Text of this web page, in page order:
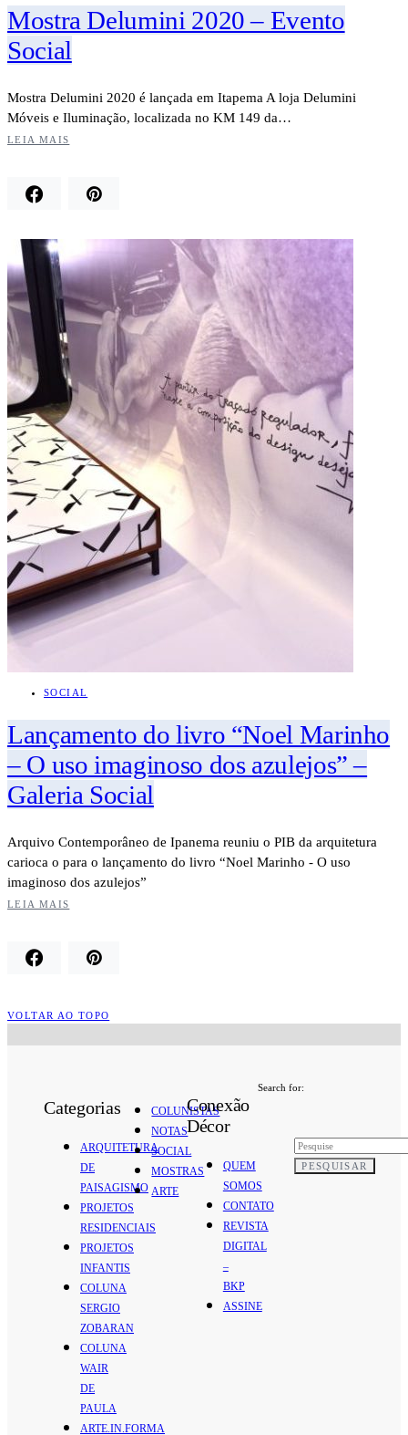
Mostra Delumini 2020 – Evento
Social
Mostra Delumini 2020 é lançada em Itapema A loja Delumini
Móveis e Iluminação, localizada no KM 149 da…
LEIA MAIS
SOCIAL
Lançamento do livro “Noel Marinho
– O uso imaginoso dos azulejos” –
Galeria Social
Arquivo Contemporâneo de Ipanema reuniu o PIB da arquitetura
carioca o para o lançamento do livro “Noel Marinho - O uso
imaginoso dos azulejos”
LEIA MAIS
VOLTAR AO TOPO
Categorias
ARQUITETURA
DE
PAISAGISMO
PROJETOS
RESIDENCIAIS
PROJETOS
INFANTIS
COLUNA
SERGIO
ZOBARAN
COLUNA
WAIR
DE
PAULA
ARTE.IN.FORMA
COLUNISTAS
NOTAS
SOCIAL
MOSTRAS
ARTE
Conexão
Décor
QUEM
SOMOS
CONTATO
REVISTA
DIGITAL
–
BKP
ASSINE
Search for:
PESQUISAR